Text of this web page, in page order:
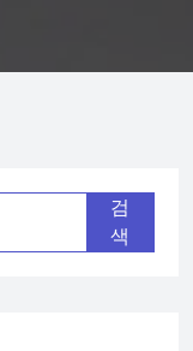
검
색